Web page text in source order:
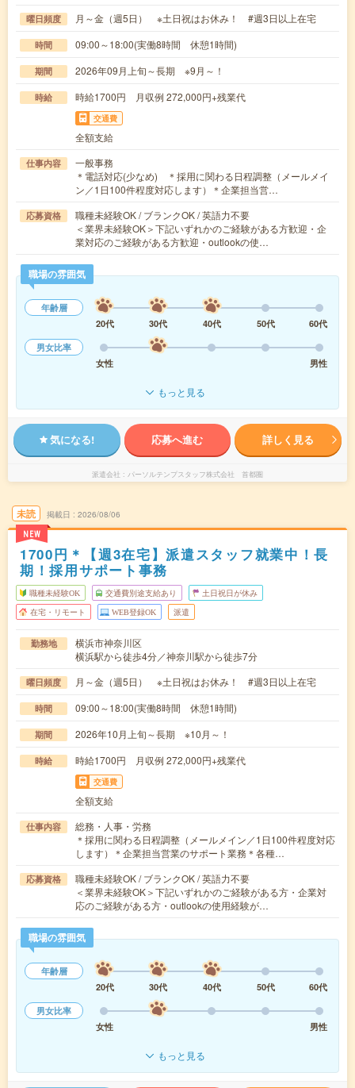
曜日頻度 月～金（週5日） ※土日祝はお休み！ #週3日以上在宅
時間 09:00～18:00(実働8時間 休憩1時間)
期間 2026年09月上旬～長期 ※9月～！
時給 時給1700円 月収例 272,000円+残業代
交通費
全額支給
仕事内容
一般事務
＊電話対応(少なめ) ＊採用に関わる日程調整（メールメイ
ン／1日100件程度対応します）＊企業担当営…
応募資格
職種未経験OK / ブランクOK / 英語力不要
＜業界未経験OK＞下記いずれかのご経験がある方歓迎・企
業対応のご経験がある方歓迎・outlookの使…
職場の雰囲気
年齢層
20代
30代 40代 50代
60代
男女比率
女性
男性
もっと見る
気になる! 応募へ進む 詳しく見る
派遣会社 パーソルテンプスタッフ株式会社 首都圏
未読
NEW
掲載日 2026/08/06
1700円＊【週3在宅】派遣スタッフ就業中！長
期！採用サポート事務
職種未経験OK 交通費別途支給あり 土日祝日が休み
在宅・リモート WEB登録OK 派遣
勤務地
横浜市神奈川区
横浜駅から徒歩4分／神奈川駅から徒歩7分
曜日頻度 月～金（週5日） ※土日祝はお休み！ #週3日以上在宅
時間 09:00～18:00(実働8時間 休憩1時間)
期間 2026年10月上旬～長期 ※10月～！
時給 時給1700円 月収例 272,000円+残業代
交通費
全額支給
仕事内容
総務・人事・労務
＊採用に関わる日程調整（メールメイン／1日100件程度対応
します）＊企業担当営業のサポート業務＊各種…
応募資格
職種未経験OK / ブランクOK / 英語力不要
＜業界未経験OK＞下記いずれかのご経験がある方・企業対
応のご経験がある方・outlookの使用経験が…
職場の雰囲気
年齢層
20代
30代 40代 50代
60代
男女比率
女性
男性
もっと見る